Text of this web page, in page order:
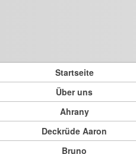
Startseite
Über uns
Ahrany
Deckrüde Aaron
Bruno